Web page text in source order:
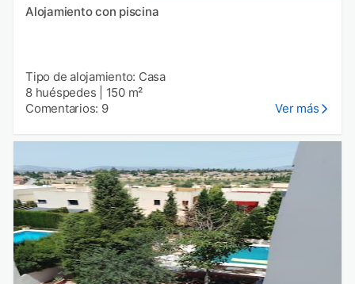
Alojamiento con piscina
Tipo de alojamiento: Casa
8 huéspedes
150 m²
Comentarios: 9
Ver más